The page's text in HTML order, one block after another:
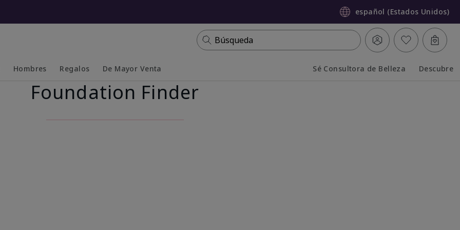
español (Estados Unidos)
Búsqueda
Hombres
Collapsed
Expanded
Regalos De Mayor Venta Sé Consultora de Belleza Descubre
Foundation Finder